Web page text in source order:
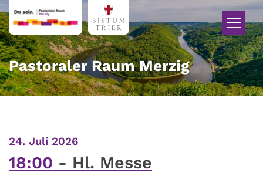
Zum Inhalt springen
Pastoraler Raum Merzig
24. Juli 2026:
18:00 Hl. Messe